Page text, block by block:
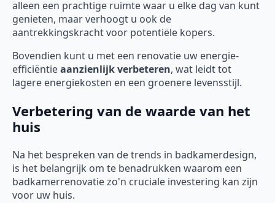
alleen een prachtige ruimte waar u elke dag van kunt
genieten, maar verhoogt u ook de
aantrekkingskracht voor potentiële kopers.
Bovendien kunt u met een renovatie uw energie-
efficiëntieaanzienlijk verbeteren, wat leidt tot
lagere energiekosten en een groenere levensstijl.
Verbetering van de waarde van het
huis
Na het bespreken van de trends in badkamerdesign,
is het belangrijk om te benadrukken waarom een
badkamerrenovatie zo'n cruciale investering kan zijn
voor uw huis.